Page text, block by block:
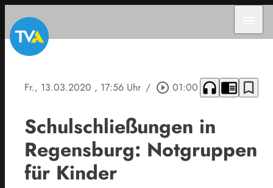
Fr., 13.03.2020 , 17:56 Uhr / play_circle_outline 01:00 headphones chrome_reader_mode bookmark_border
Schulschließungen in
Regensburg: Notgruppen
für Kinder